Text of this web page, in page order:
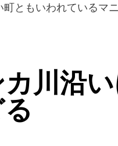
ともいわれているマ
川沿